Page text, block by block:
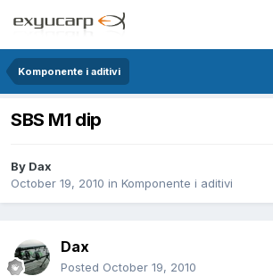
Komponente i aditivi
SBS M1 dip
By Dax
October 19, 2010 in Komponente i aditivi
Dax
Posted October 19, 2010